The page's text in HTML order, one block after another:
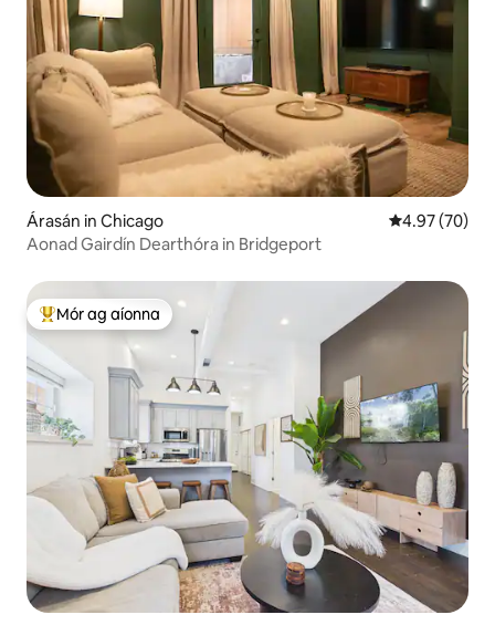
Árasán in Chicago Meánrátáil
4.97 (70)
Aonad Gairdín Dearthóra in Bridgeport
An-mhór ag aíonna
Mór ag aíonna